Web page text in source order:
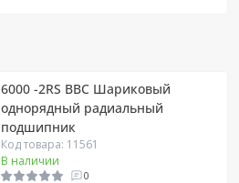
6000 -2RS BBC Шариковый
однорядный радиальный
подшипник
Код товара: 11561
В наличии
0